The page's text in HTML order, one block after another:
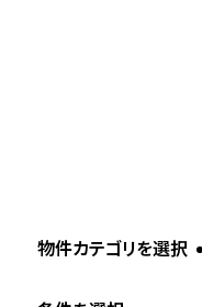
物件カテゴリを選択